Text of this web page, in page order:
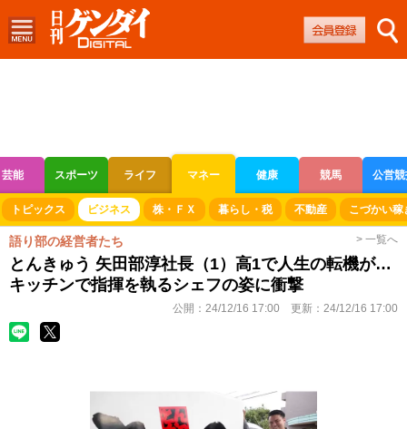
芸能 スポーツ ライフ マネー 健康 競馬 公営
ボートレース 競輪 オートレース
トピックス ビジネス 株・ＦＸ 暮らし・税 不動産 こづかい稼
語り部の経営者たち > 一覧へ
とんきゅう 矢田部淳社長（1）高1で人生の転機が…
キッチンで指揮を執るシェフの姿に衝撃
公開： 24/12/16 17:00 更新： 24/12/16 17:00